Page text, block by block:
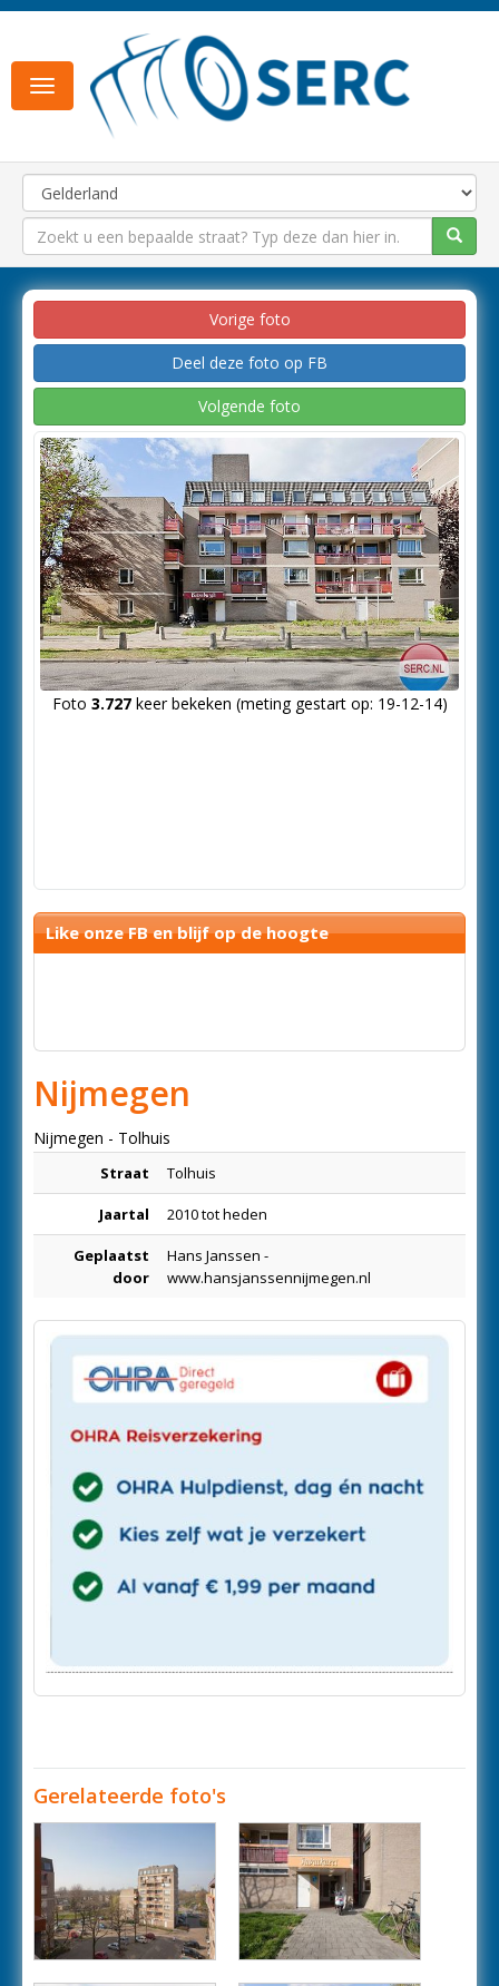
Toggle
navigation
Vorige foto
Deel deze foto op FB
Volgende foto
Foto 3.727keer bekeken (meting gestart op: 19-12-14)
Like onze FB en blijf op de hoogte
Nijmegen
Nijmegen - Tolhuis
Straat Tolhuis
Jaartal 2010 tot heden
Geplaatst
door
Hans Janssen -
www.hansjanssennijmegen.nl
Gerelateerde foto's